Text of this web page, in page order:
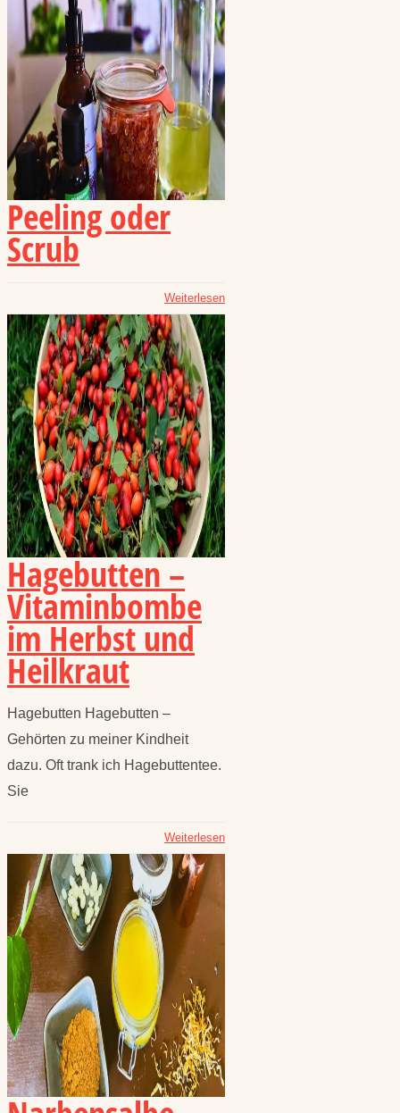
Peeling oder
Scrub
Weiterlesen
Hagebutten –
Vitaminbombe
im Herbst und
Heilkraut
Hagebutten Hagebutten –
Gehörten zu meiner Kindheit
dazu. Oft trank ich Hagebuttentee.
Sie
Weiterlesen